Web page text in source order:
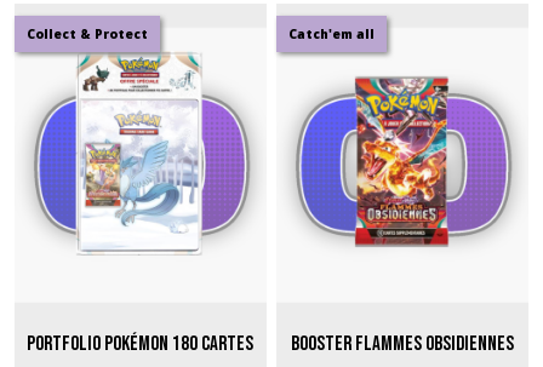
Collect & Protect
Portfolio Pokémon 180 cartes
Catch'em all
Booster Flammes Obsidiennes